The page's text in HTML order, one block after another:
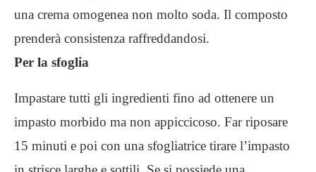
una crema omogenea non molto soda. Il composto
prenderà consistenza raffreddandosi.
Per la sfoglia
Impastare tutti gli ingredienti fino ad ottenere un
impasto morbido ma non appiccicoso. Far riposare
15 minuti e poi con una sfogliatrice tirare l’impasto